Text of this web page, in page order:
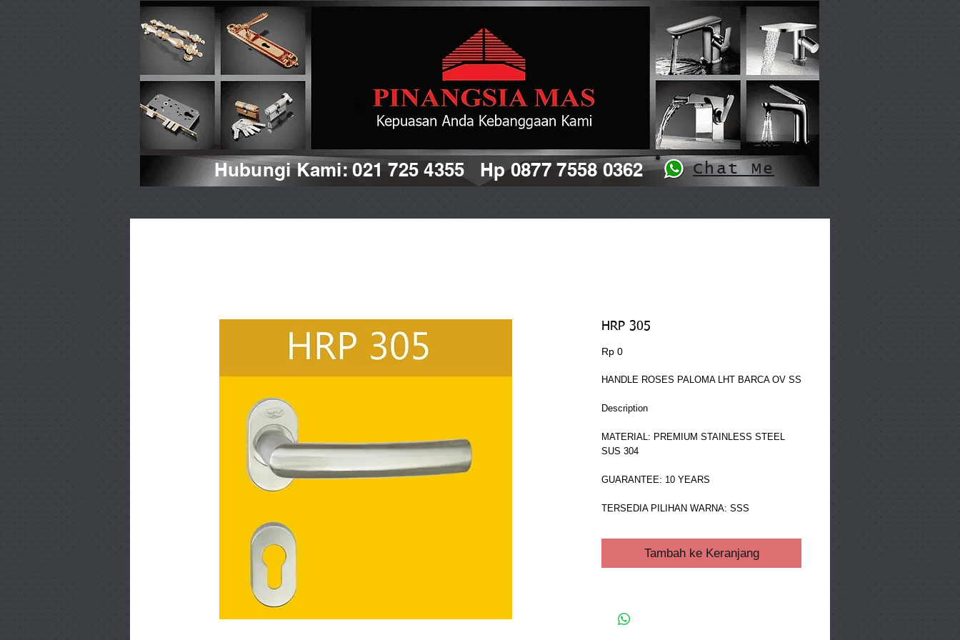
Hubungi Kami: 021 725 4355 Hp 0877 7558 0362 Chat Me
HRP 305
Rp 0Harga
HANDLE ROSES PALOMA LHT BARCA OV SS
Description
MATERIAL: PREMIUM STAINLESS STEEL
SUS 304
GUARANTEE: 10 YEARS
TERSEDIA PILIHAN WARNA: SSS
Tambah ke Keranjang